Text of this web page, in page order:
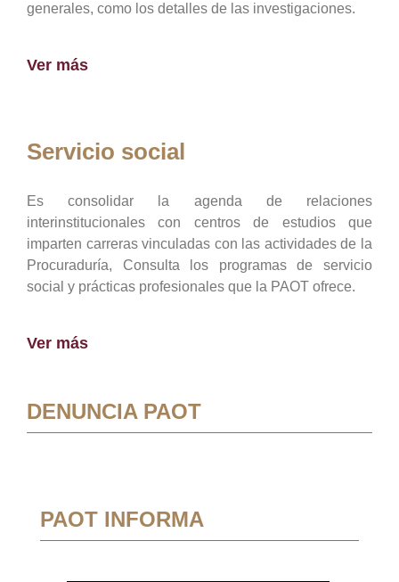
generales, como los detalles de las investigaciones.
Ver más
Servicio social
Es consolidar la agenda de relaciones
interinstitucionales con centros de estudios que
imparten carreras vinculadas con las actividades de la
Procuraduría, Consulta los programas de servicio
social y prácticas profesionales que la PAOT ofrece.
Ver más
DENUNCIA PAOT
PAOT INFORMA